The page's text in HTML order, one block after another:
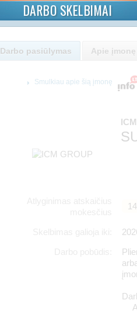
DARBO SKELBIMAI
Darbo pasiūlymas Apie įmonę
Smulkiau apie šią įmonę